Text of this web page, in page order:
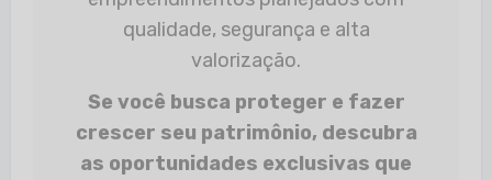
qualidade, segurança e alta
valorização.
Se você busca proteger e fazer
crescer seu patrimônio, descubra
as oportunidades exclusivas que